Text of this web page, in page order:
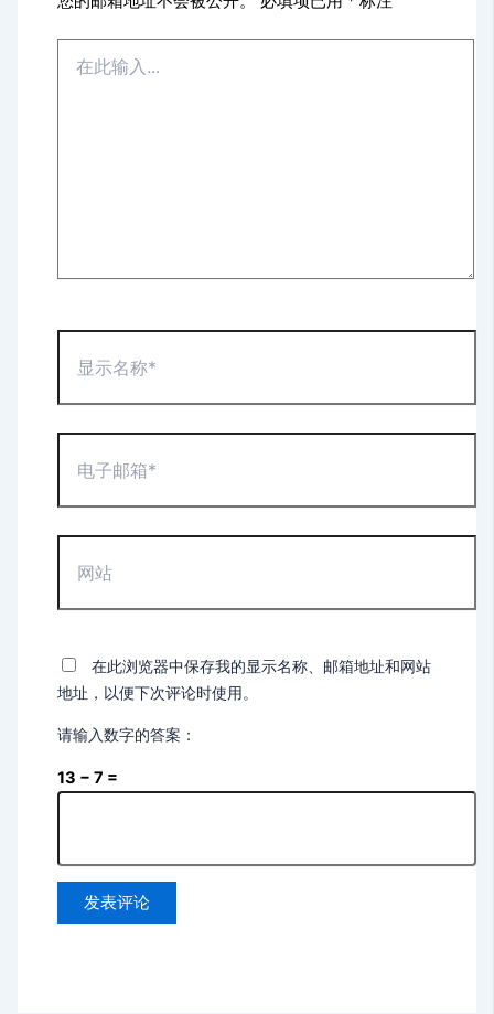
称
箱
在此浏览器中保存我的显示名称、邮箱地址和网站
地址，以便下次评论时使用。
请输入数字的答案：
13 − 7 =